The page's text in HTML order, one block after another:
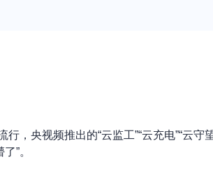
，央视频推出的“云监工”“云充电”“云
”。